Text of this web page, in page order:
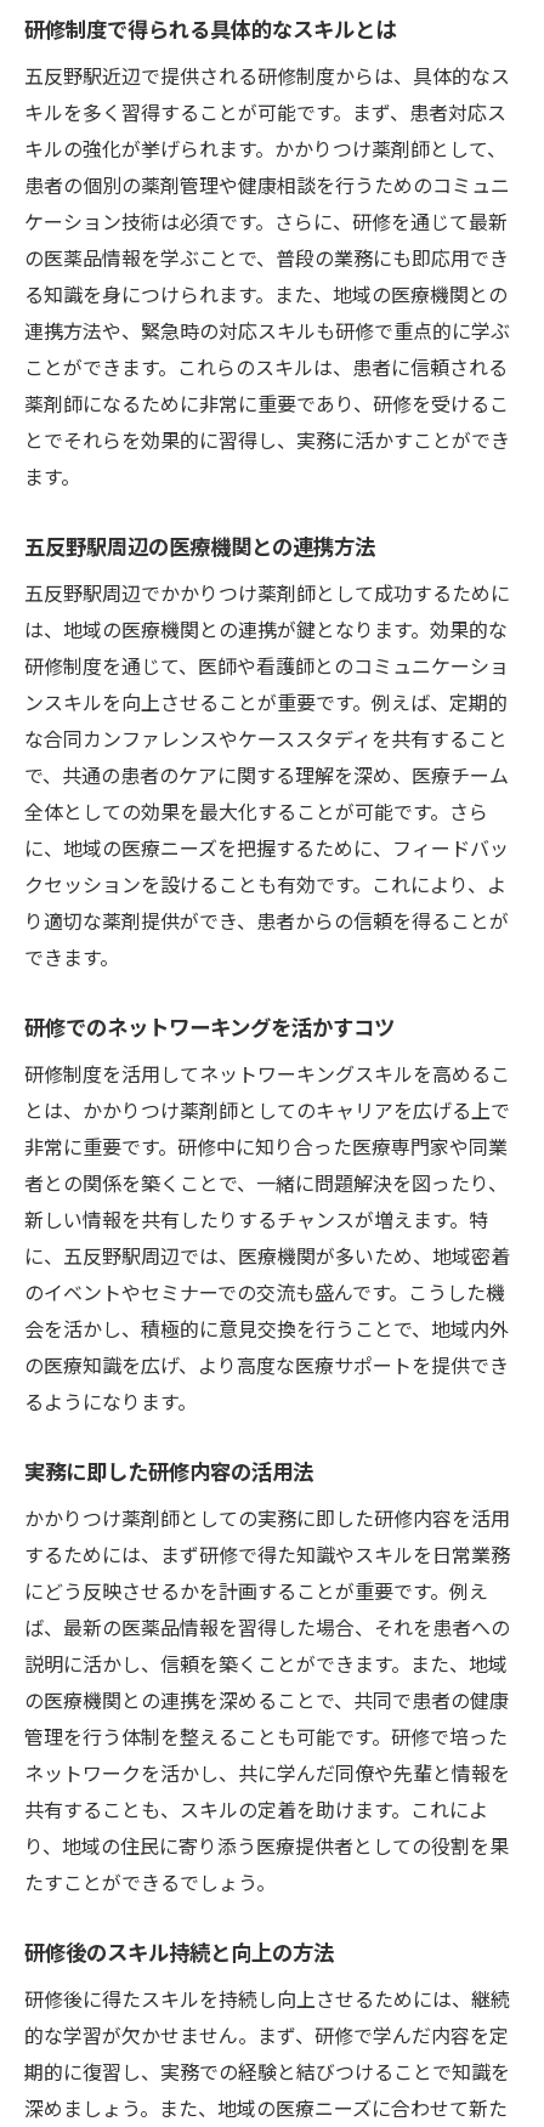
研修制度で得られる具体的なスキルとは
五反野駅近辺で提供される研修制度からは、具体的なス
キルを多く習得することが可能です。まず、患者対応ス
キルの強化が挙げられます。かかりつけ薬剤師として、
患者の個別の薬剤管理や健康相談を行うためのコミュニ
ケーション技術は必須です。さらに、研修を通じて最新
の医薬品情報を学ぶことで、普段の業務にも即応用でき
る知識を身につけられます。また、地域の医療機関との
連携方法や、緊急時の対応スキルも研修で重点的に学ぶ
ことができます。これらのスキルは、患者に信頼される
薬剤師になるために非常に重要であり、研修を受けるこ
とでそれらを効果的に習得し、実務に活かすことができ
ます。
五反野駅周辺の医療機関との連携方法
五反野駅周辺でかかりつけ薬剤師として成功するために
は、地域の医療機関との連携が鍵となります。効果的な
研修制度を通じて、医師や看護師とのコミュニケーショ
ンスキルを向上させることが重要です。例えば、定期的
な合同カンファレンスやケーススタディを共有すること
で、共通の患者のケアに関する理解を深め、医療チーム
全体としての効果を最大化することが可能です。さら
に、地域の医療ニーズを把握するために、フィードバッ
クセッションを設けることも有効です。これにより、よ
り適切な薬剤提供ができ、患者からの信頼を得ることが
できます。
研修でのネットワーキングを活かすコツ
研修制度を活用してネットワーキングスキルを高めるこ
とは、かかりつけ薬剤師としてのキャリアを広げる上で
非常に重要です。研修中に知り合った医療専門家や同業
者との関係を築くことで、一緒に問題解決を図ったり、
新しい情報を共有したりするチャンスが増えます。特
に、五反野駅周辺では、医療機関が多いため、地域密着
のイベントやセミナーでの交流も盛んです。こうした機
会を活かし、積極的に意見交換を行うことで、地域内外
の医療知識を広げ、より高度な医療サポートを提供でき
るようになります。
実務に即した研修内容の活用法
かかりつけ薬剤師としての実務に即した研修内容を活用
するためには、まず研修で得た知識やスキルを日常業務
にどう反映させるかを計画することが重要です。例え
ば、最新の医薬品情報を習得した場合、それを患者への
説明に活かし、信頼を築くことができます。また、地域
の医療機関との連携を深めることで、共同で患者の健康
管理を行う体制を整えることも可能です。研修で培った
ネットワークを活かし、共に学んだ同僚や先輩と情報を
共有することも、スキルの定着を助けます。これによ
り、地域の住民に寄り添う医療提供者としての役割を果
たすことができるでしょう。
研修後のスキル持続と向上の方法
研修後に得たスキルを持続し向上させるためには、継続
的な学習が欠かせません。まず、研修で学んだ内容を定
期的に復習し、実務での経験と結びつけることで知識を
深めましょう。また、地域の医療ニーズに合わせて新た